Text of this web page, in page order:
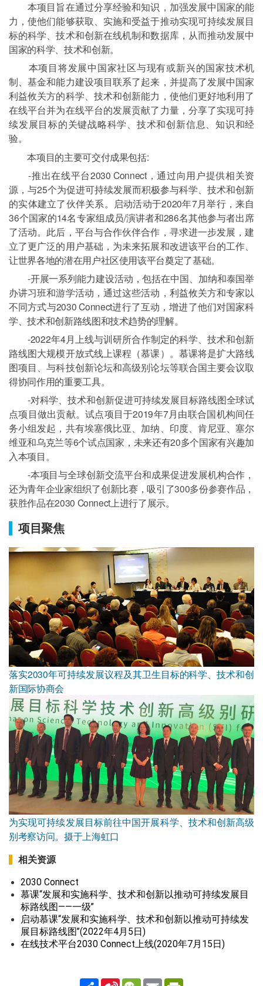
本项目旨在通过分享经验和知识，加强发展中国家的能
力，使他们能够获取、实施和受益于推动实现可持续发展目
标的科学、技术和创新在线机制和数据库，从而推动发展中
国家的科学、技术和创新。
本项目将发展中国家社区与现有或新兴的国家技术机
制、基金和能力建设项目联系了起来，并提高了发展中国家
利益攸关方的科学、技术和创新能力，使他们更好地利用了
在线平台并为在线平台的发展贡献了力量，分享了实现可持
续发展目标的关键战略科学、技术和创新信息、知识和经
验。
本项目的主要可交付成果包括:
-推出在线平台2030 Connect，通过向用户提供相关资
源，与25个为促进可持续发展而积极参与科学、技术和创新
的实体建立了伙伴关系。启动活动于2020年7月举行，来自
36个国家的14名专家组成员/演讲者和286名其他参与者出席
了活动。此后，平台与合作伙伴合作，寻求进一步发展，建
立了更广泛的用户基础，为未来拓展和改进该平台的工作、
让世界各地的潜在用户社区使用该平台奠定了基础。
-开展一系列能力建设活动，包括在中国、加纳和泰国举
办讲习班和游学活动，通过这些活动，利益攸关方和专家以
不同方式与2030 Connect进行了互动，增进了他们对国家科
学、技术和创新路线图和技术趋势的理解。
-2022年4月上线与训研所合作制定的科学、技术和创新
路线图大规模开放式线上课程（慕课）。慕课将是扩大路线
图项目、与科技创新论坛和高级别论坛等联合国主要会议取
得协同作用的重要工具。
-对科学、技术和创新促进可持续发展目标路线图全球试
点项目做出贡献。试点项目于2019年7月由联合国机构间任
务小组发起，共有埃塞俄比亚、加纳、印度、肯尼亚、塞尔
维亚和乌克兰等6个试点国家，未来还有20多个国家有兴趣加
入本项目。
-本项目与全球创新交流平台和成果促进发展机构合作，
还为青年企业家组织了创新比赛，吸引了300多份参赛作品，
获胜作品在2030 Connect上进行了展示。
项目聚焦
落实2030年可持续发展议程及其卫生目标的科学、技术和创
新国际协商会
为实现可持续发展目标前往中国开展科学、技术和创新高级
别考察访问。摄于上海虹口
相关资源
2030 Connect
慕课“发展和实施科学、技术和创新以推动可持续发展目
标路线图——一级”
启动慕课“发展和实施科学、技术和创新以推动可持续发
展目标路线图”(2022年4月5日)
在线技术平台2030 Connect上线(2020年7月15日)
Share Sina WeChatEmail